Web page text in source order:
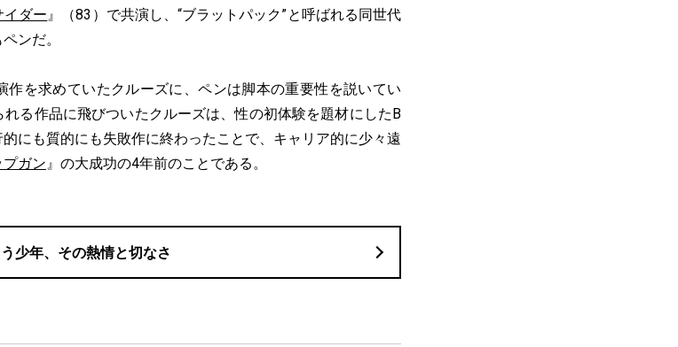
イダー』（83）で共演し、“ブラットパック”と呼ばれる同世代
ンだ。
を求めていたクルーズに、ペンは脚本の重要性を説いてい
る作品に飛びついたクルーズは、性の初体験を題材にしたB
にも質的にも失敗作に終わったことで、キャリア的に少々遠
プガン』の大成功の4年前のことである。
少年、その熱情と切なさ